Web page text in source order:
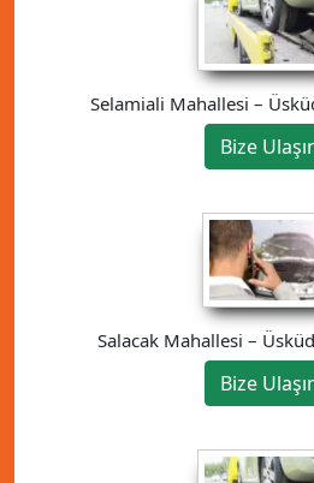
Selamiali Mahallesi –
Bize
Salacak Mahallesi –
Bize